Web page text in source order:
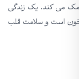
می کند. یک زندگی
است و سلامت قلب